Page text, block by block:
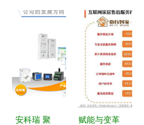
千万万元A
轮融资热投
装备制造业
工业互联网
厂 重塑制
造业新标杆
安科瑞 聚
赋能与变革